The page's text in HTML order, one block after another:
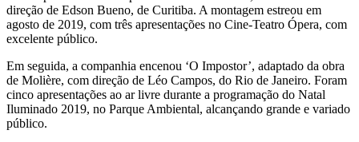
direção de Edson Bueno, de Curitiba. A montagem estreou em
agosto de 2019, com três apresentações no Cine-Teatro Ópera, com
excelente público.
Em seguida, a companhia encenou ‘O Impostor’, adaptado da obra
de Molière, com direção de Léo Campos, do Rio de Janeiro. Foram
cinco apresentações ao ar livre durante a programação do Natal
Iluminado 2019, no Parque Ambiental, alcançando grande e variado
público.